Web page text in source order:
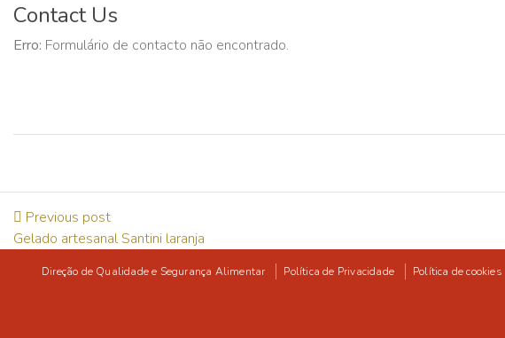
Contact Us
Erro: Formulário de contacto não encontrado.
Previous post
Gelado artesanal Santini laranja
Direção de Qualidade e Segurança Alimentar Política de Privacidade Política de cookies